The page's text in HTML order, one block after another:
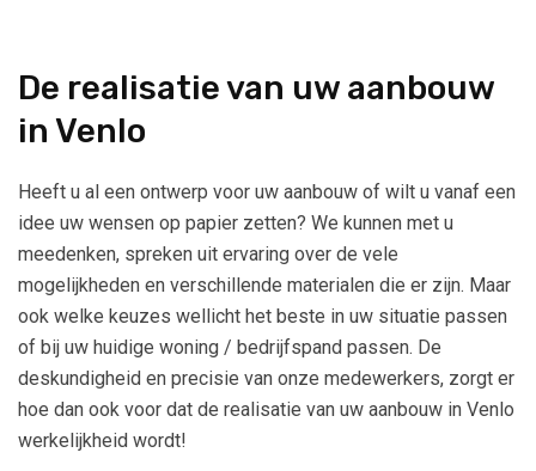
De realisatie van uw aanbouw
in Venlo
Heeft u al een ontwerp voor uw aanbouw of wilt u vanaf een
idee uw wensen op papier zetten? We kunnen met u
meedenken, spreken uit ervaring over de vele
mogelijkheden en verschillende materialen die er zijn. Maar
ook welke keuzes wellicht het beste in uw situatie passen
of bij uw huidige woning / bedrijfspand passen. De
deskundigheid en precisie van onze medewerkers, zorgt er
hoe dan ook voor dat de realisatie van uw aanbouw in Venlo
werkelijkheid wordt!